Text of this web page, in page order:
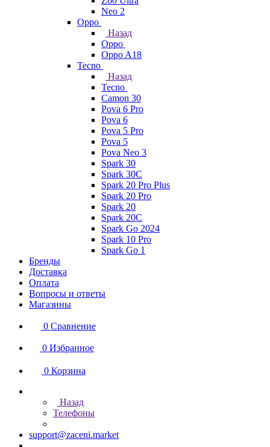
Neo 2
Oppo
Назад
Oppo
Oppo A18
Tecno
Назад
Tecno
Camon 30
Pova 6 Pro
Pova 6
Pova 5 Pro
Pova 5
Pova Neo 3
Spark 30
Spark 30C
Spark 20 Pro Plus
Spark 20 Pro
Spark 20
Spark 20C
Spark Go 2024
Spark 10 Pro
Spark Go 1
Бренды
Доставка
Оплата
Вопросы и ответы
Магазины
0 Сравнение
0 Избранное
0 Корзина
Назад
Телефоны
support@zaceni.market